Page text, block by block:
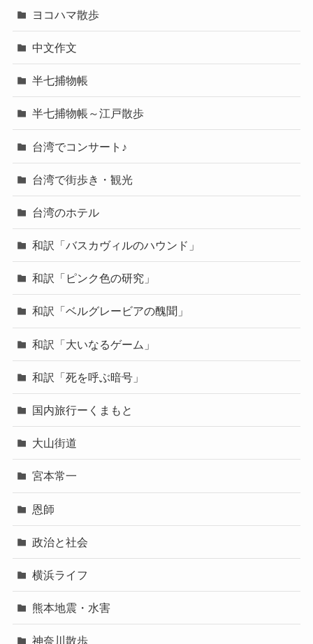
ヨコハマ散歩
中文作文
半七捕物帳
半七捕物帳～江戸散歩
台湾でコンサート♪
台湾で街歩き・観光
台湾のホテル
和訳「バスカヴィルのハウンド」
和訳「ピンク色の研究」
和訳「ベルグレービアの醜聞」
和訳「大いなるゲーム」
和訳「死を呼ぶ暗号」
国内旅行ーくまもと
大山街道
宮本常一
恩師
政治と社会
横浜ライフ
熊本地震・水害
神奈川散歩